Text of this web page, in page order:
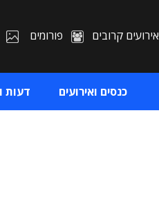
אירועים קרובים פורומים
כנסים ואירועים דעות